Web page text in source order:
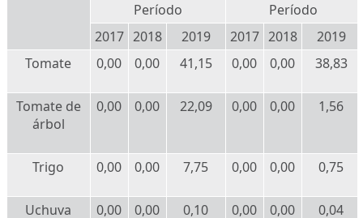
Período
Período
2017 2018 2019 2017 2018
2019
Tomate
0,00 0,00 41,15 0,00 0,00 38,83
Tomate de
árbol
0,00 0,00 22,09 0,00 0,00 1,56
Trigo 0,00 0,00 7,75 0,00 0,00 0,75
Uchuva 0,00 0,00 0,10 0,00 0,00 0,04